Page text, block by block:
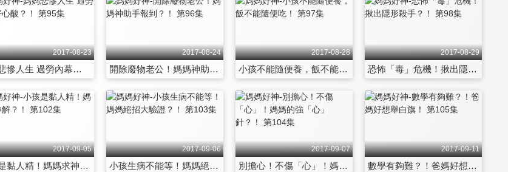
2017-08-23
媽媽悲慘人生 過勞內幕好心酸？！ 第95集
2017-08-24
開除廢物老公！媽媽神助手報到？！ 第96集
2017-08-28
小孩不能隨便養，飯不能隨便吃！ 第97集
2017-08-29
恐怖「毒」危機！揪出隱形殺手？！ 第98集
2017-09-05
小孩是黏人精！媽媽求神解？！ 第102集
2017-09-06
小孩生病不能等！媽媽絕招大驗證？！ 第103集
2017-09-07
別擔心！不傷「心」！媽媽的強「心」針？！ 第104集
2017-09-11
數學有夠難？！爸媽好想舉白旗！ 第105集